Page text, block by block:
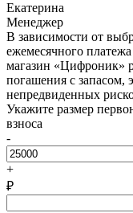
Екатерина
Менеджер
В зависимости от
ежемесячного
магазин «Цифроник»
погашения с запасом,
непредвиденных
Укажите размер
взноса
-
+
₽